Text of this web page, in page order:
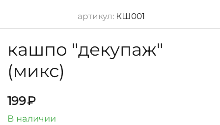
артикул: КШ001
кашпо "декупаж"
(микс)
199₽
В наличии